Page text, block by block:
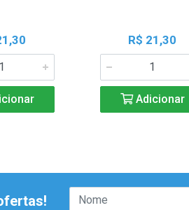
R$ 21,30
Adicionar